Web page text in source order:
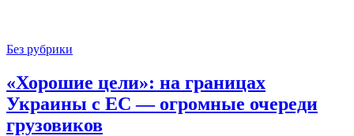
Без рубрики
«Хорошие цели»: на границах
Украины с ЕС — огромные очереди
грузовиков